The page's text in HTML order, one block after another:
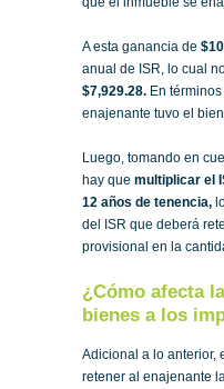
A esta ganancia de
anual de ISR, lo cual
$7,929.28. En
enajenante tuvo el
Luego, tomando en
hay que multiplicar el
12 años de tenencia,
del ISR que deberá
provisional en la
¿Cómo afecta
bienes a los
Adicional a lo anterior,
retener al enajenante